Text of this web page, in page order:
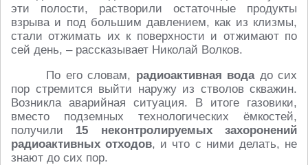
эти полости, растворили остаточные продукты
взрыва и под большим давлением, как из клизмы,
стали отжимать их к поверхности и отжимают по
сей день, – рассказывает Николай Волков.
По его словам, радиоактивная водадо сих
пор стремится выйти наружу из стволов скважин.
Возникла аварийная ситуация. В итоге газовики,
вместо подземных технологических ёмкостей,
получили 15 неконтролируемых захоронений
радиоактивных отходов, и что с ними делать, не
знают до сих пор.